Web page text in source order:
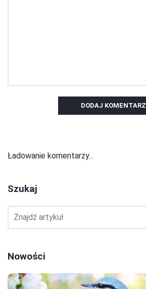
DODAJ KOMENTARZ
Ładowanie komentarzy...
Szukaj
Nowości